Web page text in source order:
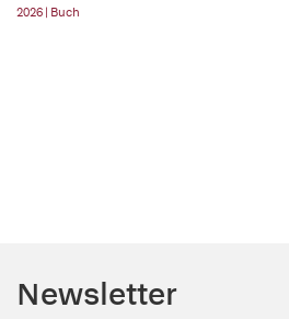
2026 | Buch
Newsletter